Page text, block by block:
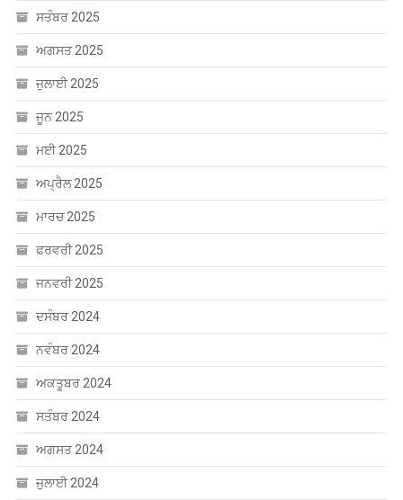
ਸਤੰਬਰ 2025
ਅਗਸਤ 2025
ਜੁਲਾਈ 2025
ਜੂਨ 2025
ਮਈ 2025
ਅਪ੍ਰੈਲ 2025
ਮਾਰਚ 2025
ਫਰਵਰੀ 2025
ਜਨਵਰੀ 2025
ਦਸੰਬਰ 2024
ਨਵੰਬਰ 2024
ਅਕਤੂਬਰ 2024
ਸਤੰਬਰ 2024
ਅਗਸਤ 2024
ਜੁਲਾਈ 2024